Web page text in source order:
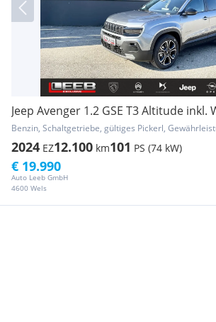
Benzin, Schaltgetriebe, gültiges Pickerl,
2024 EZ12.100 km101 PS (74 kW)
Auto Leeb GmbH
4600 Wels
€ 19.990